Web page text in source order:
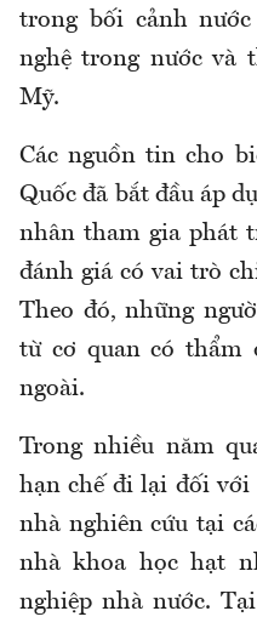
trong bối cảnh
nghệ trong nước và
Mỹ.
Các nguồn tin cho
Quốc đã bắt đầu áp
nhân tham gia phát
đánh giá có vai trò
Theo đó, những
từ cơ quan có thẩm
ngoài.
Trong nhiều năm
hạn chế đi lại đối với
nhà nghiên cứu tại
nhà khoa học hạt
nghiệp nhà nước.